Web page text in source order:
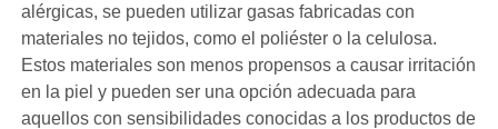
alérgicas, se pueden utilizar gasas fabricadas con
materiales no tejidos, como el poliéster o la celulosa.
Estos materiales son menos propensos a causar irritación
en la piel y pueden ser una opción adecuada para
aquellos con sensibilidades conocidas a los productos de